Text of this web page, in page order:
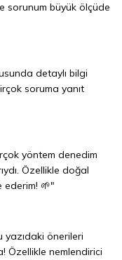
sorunum büyük ölçüde
detaylı bilgi
soruma yanıt
yöntem denedim
Özellikle doğal
ederim! 🌱"
yazıdaki önerileri
Özellikle nemlendirici